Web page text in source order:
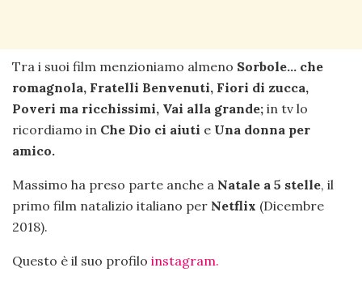
Tra i suoi film menzioniamo almeno Sorbole… che
romagnola, Fratelli Benvenuti, Fiori di zucca,
Poveri ma ricchissimi, Vai alla grande; in tv lo
ricordiamo in Che Dio ci aiuti e Una donna per
amico.
Massimo ha preso parte anche a Natale a 5 stelle, il
primo film natalizio italiano per Netflix (Dicembre
2018).
Questo è il suo profilo instagram.